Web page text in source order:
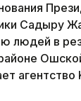
Садыру
людей в
агентство